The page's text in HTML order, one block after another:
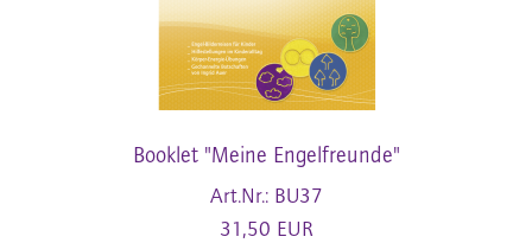
Booklet "Meine Engelfreunde"
Art.Nr.: BU37
31,50 EUR